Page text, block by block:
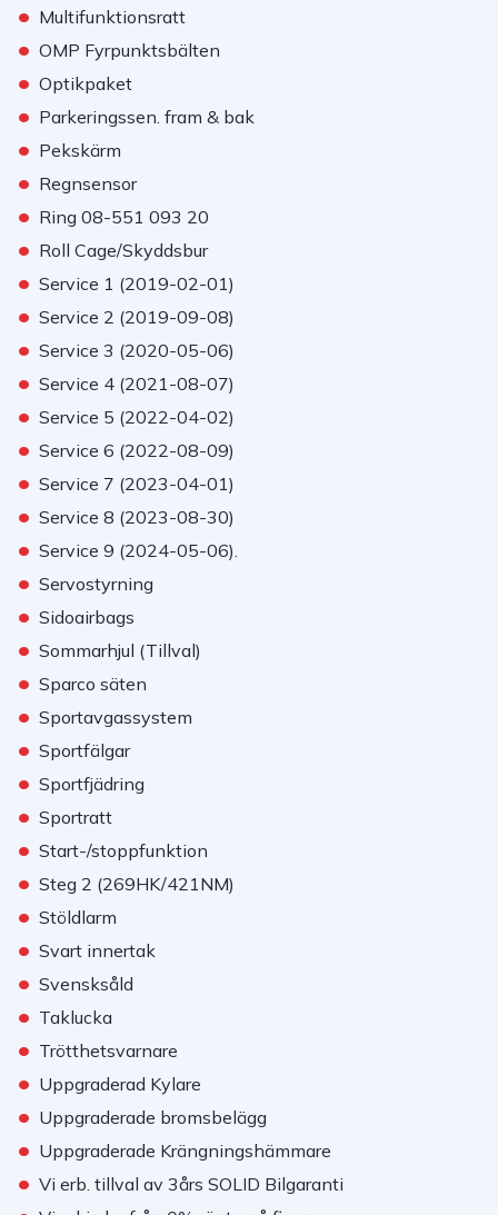
• Multifunktionsratt
• OMP Fyrpunktsbälten
• Optikpaket
• Parkeringssen. fram & bak
• Pekskärm
• Regnsensor
• Ring 08-551 093 20
• Roll Cage/Skyddsbur
• Service 1 (2019-02-01)
• Service 2 (2019-09-08)
• Service 3 (2020-05-06)
• Service 4 (2021-08-07)
• Service 5 (2022-04-02)
• Service 6 (2022-08-09)
• Service 7 (2023-04-01)
• Service 8 (2023-08-30)
• Service 9 (2024-05-06).
• Servostyrning
• Sidoairbags
• Sommarhjul (Tillval)
• Sparco säten
• Sportavgassystem
• Sportfälgar
• Sportfjädring
• Sportratt
• Start-/stoppfunktion
• Steg 2 (269HK/421NM)
• Stöldlarm
• Svart innertak
• Svensksåld
• Taklucka
• Trötthetsvarnare
• Uppgraderad Kylare
• Uppgraderade bromsbelägg
• Uppgraderade Krängningshämmare
• Vi erb. tillval av 3års SOLID Bilgaranti